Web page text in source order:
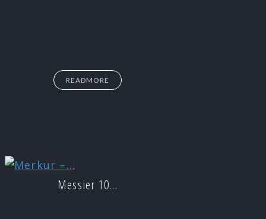
READMORE
Messier 10…